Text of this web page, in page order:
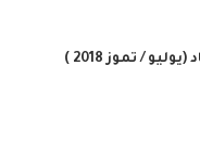
/ تموز 2018 )